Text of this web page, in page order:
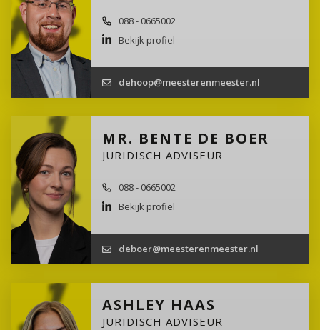
088 - 0665002
Bekijk profiel
dehoop@meesterenmeester.nl
MR. BENTE DE BOER
JURIDISCH ADVISEUR
088 - 0665002
Bekijk profiel
deboer@meesterenmeester.nl
ASHLEY HAAS
JURIDISCH ADVISEUR